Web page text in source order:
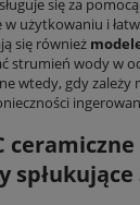
się za
użytkowaniu i
się również
strumień wody w
wtedy, gdy zależy
spłukujące